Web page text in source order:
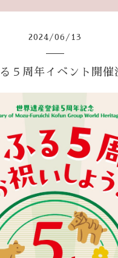
2024 /06 / 13
５周年イベント開